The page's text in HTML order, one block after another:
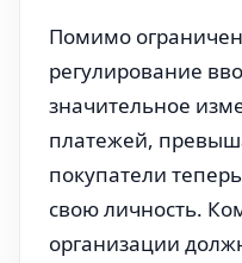
Помимо
регулирование
значительное
платежей,
покупатели
свою личность.
организации